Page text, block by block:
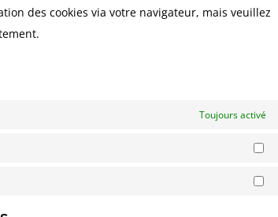
des cookies via votre navigateur, mais veuillez
Toujours activé